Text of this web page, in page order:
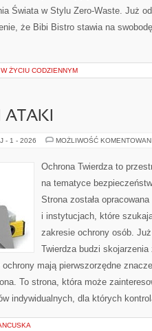
Świata w Stylu Zero-Waste. Już
że Bibi Bistro stawia na
ŻYCIU CODZIENNYM
ATAKI
- 1 - 2026 MOŻLIWOŚĆ
Ochrona Twierdza to
na tematyce
Strona została
i instytucjach, które
zakresie ochrony osób.
Twierdza budzi
mają pierwszorzędne
To strona, która może
indywidualnych, dla których